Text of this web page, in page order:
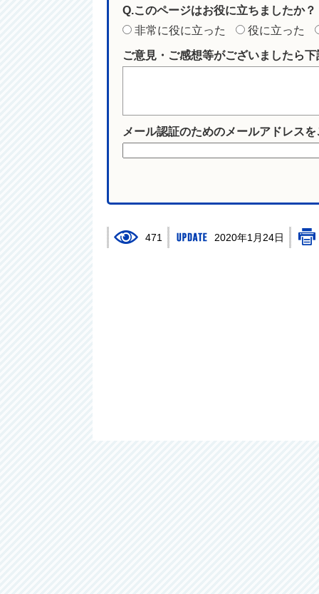
Q.このページはお役に立ちましたか？
非常に役に立った
役に立った
ご意見・ご感想等がございましたら
メール認証のためのメールアドレス
471 2020年1月24日